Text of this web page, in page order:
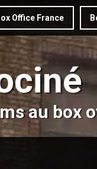
Office France
au box